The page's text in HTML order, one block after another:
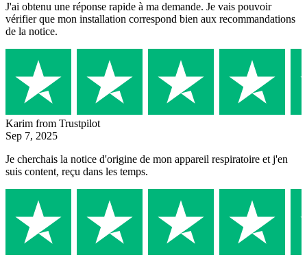
J'ai obtenu une réponse rapide à ma demande. Je vais pouvoir
vérifier que mon installation correspond bien aux recommandations
de la notice.
Karim from Trustpilot
Sep 7, 2025
Je cherchais la notice d'origine de mon appareil respiratoire et j'en
suis content, reçu dans les temps.